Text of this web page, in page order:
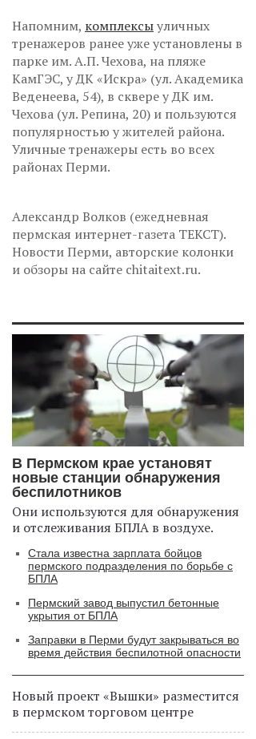
Напомним, комплексыуличных
тренажеров ранее уже установлены в
парке им. А.П. Чехова, на пляже
КамГЭС, у ДК «Искра» (ул. Академика
Веденеева, 54), в сквере у ДК им.
Чехова (ул. Репина, 20) и пользуются
популярностью у жителей района.
Уличные тренажеры есть во всех
районах Перми.
Александр Волков (ежедневная
пермская интернет-газета ТЕКСТ).
Новости Перми, авторские колонки
и обзоры на сайте chitaitext.ru.
В Пермском крае установят
новые станции обнаружения
беспилотников
Они используются для обнаружения
и отслеживания БПЛА в воздухе.
Стала известна зарплата бойцов
пермского подразделения по борьбе с
БПЛА
Пермский завод выпустил бетонные
укрытия от БПЛА
Заправки в Перми будут закрываться во
время действия беспилотной опасности
Новый проект «Вышки» разместится
в пермском торговом центре